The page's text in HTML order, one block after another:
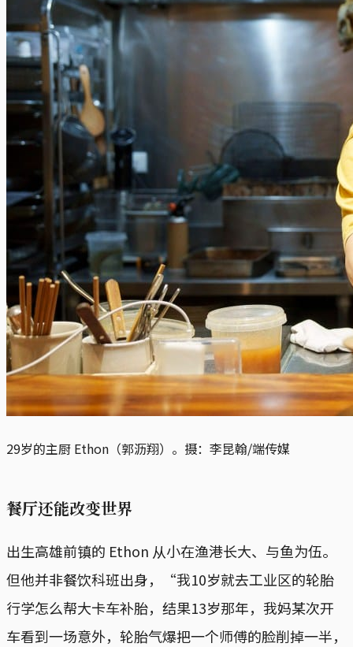
29岁的主厨 Ethon（郭沥翔）。摄：李昆翰/端传媒
餐厅还能改变世界
出生高雄前镇的 Ethon 从小在渔港长大、与鱼为伍。
但他并非餐饮科班出身，“我10岁就去工业区的轮胎
行学怎么帮大卡车补胎，结果13岁那年，我妈某次开
车看到一场意外，轮胎气爆把一个师傅的脸削掉一半，